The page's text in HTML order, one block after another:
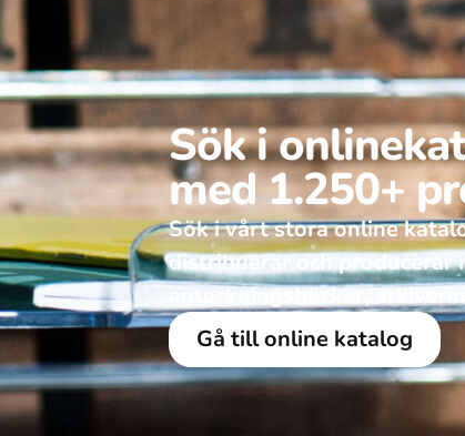
Sök i
med 1.250+
Sök i vårt stora online
distribuerar och producerar
anteckningsböcker,
Gå till online katalog